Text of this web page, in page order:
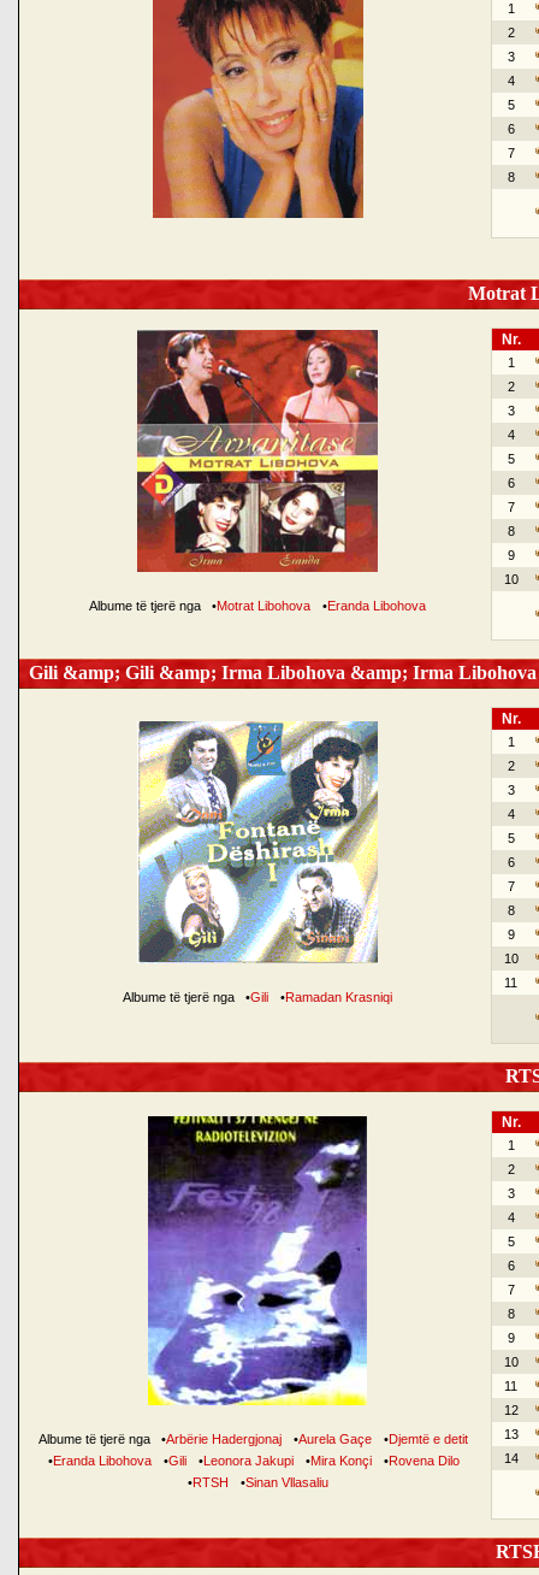
1
2
3
4
5
6
7
8
Motrat
Albume të tjerë nga •Motrat Libohova •Eranda Libohova
Nr.
1
2
3
4
5
6
7
8
9
10
Gili &amp; Gili &amp; Irma Libohova &amp; Irma
Albume të tjerë nga •Gili •Ramadan Krasniqi
Nr.
1
2
3
4
5
6
7
8
9
10
11
Albume të tjerë nga •Arbërie Hadergjonaj •Aurela Gaçe •Djemtë e detit
•Eranda Libohova •Gili •Leonora Jakupi •Mira Konçi •Rovena Dilo
•RTSH •Sinan Vllasaliu
Nr.
1
2
3
4
5
6
7
8
9
10
11
12
13
14